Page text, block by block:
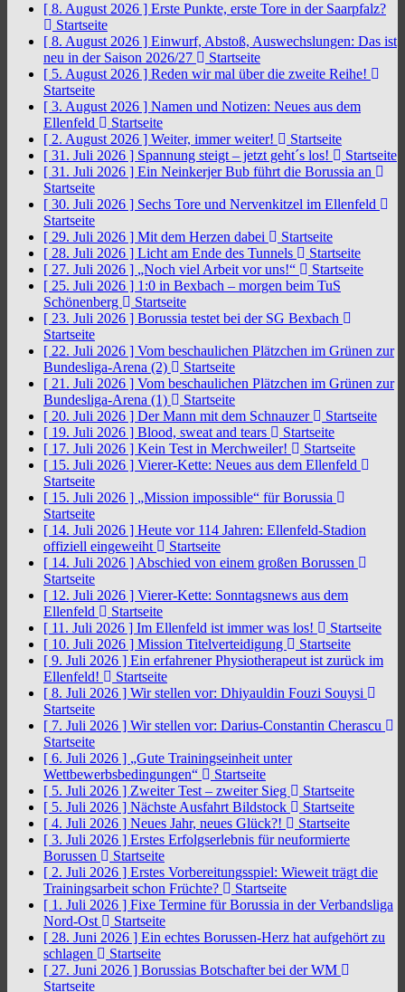
[ 8. August 2026 ] Erste Punkte, erste Tore in der Saarpfalz?
Startseite
[ 8. August 2026 ] Einwurf, Abstoß, Auswechslungen: Das ist
neu in der Saison 2026/27
Startseite
[ 5. August 2026 ] Reden wir mal über die zweite Reihe!
Startseite
[ 3. August 2026 ] Namen und Notizen: Neues aus dem
Ellenfeld
Startseite
[ 2. August 2026 ] Weiter, immer weiter!
Startseite
[ 31. Juli 2026 ] Spannung steigt – jetzt geht´s los!
Startseite
[ 31. Juli 2026 ] Ein Neinkerjer Bub führt die Borussia an
Startseite
[ 30. Juli 2026 ] Sechs Tore und Nervenkitzel im Ellenfeld
Startseite
[ 29. Juli 2026 ] Mit dem Herzen dabei
Startseite
[ 28. Juli 2026 ] Licht am Ende des Tunnels
Startseite
[ 27. Juli 2026 ] „Noch viel Arbeit vor uns!“
Startseite
[ 25. Juli 2026 ] 1:0 in Bexbach – morgen beim TuS
Schönenberg
Startseite
[ 23. Juli 2026 ] Borussia testet bei der SG Bexbach
Startseite
[ 22. Juli 2026 ] Vom beschaulichen Plätzchen im Grünen zur
Bundesliga-Arena (2)
Startseite
[ 21. Juli 2026 ] Vom beschaulichen Plätzchen im Grünen zur
Bundesliga-Arena (1)
Startseite
[ 20. Juli 2026 ] Der Mann mit dem Schnauzer
Startseite
[ 19. Juli 2026 ] Blood, sweat and tears
Startseite
[ 17. Juli 2026 ] Kein Test in Merchweiler!
Startseite
[ 15. Juli 2026 ] Vierer-Kette: Neues aus dem Ellenfeld
Startseite
[ 15. Juli 2026 ] „Mission impossible“ für Borussia
Startseite
[ 14. Juli 2026 ] Heute vor 114 Jahren: Ellenfeld-Stadion
offiziell eingeweiht
Startseite
[ 14. Juli 2026 ] Abschied von einem großen Borussen
Startseite
[ 12. Juli 2026 ] Vierer-Kette: Sonntagsnews aus dem
Ellenfeld
Startseite
[ 11. Juli 2026 ] Im Ellenfeld ist immer was los!
Startseite
[ 10. Juli 2026 ] Mission Titelverteidigung
Startseite
[ 9. Juli 2026 ] Ein erfahrener Physiotherapeut ist zurück im
Ellenfeld!
Startseite
[ 8. Juli 2026 ] Wir stellen vor: Dhiyauldin Fouzi Souysi
Startseite
[ 7. Juli 2026 ] Wir stellen vor: Darius-Constantin Cherascu
Startseite
[ 6. Juli 2026 ] „Gute Trainingseinheit unter
Wettbewerbsbedingungen“
Startseite
[ 5. Juli 2026 ] Zweiter Test – zweiter Sieg
Startseite
[ 5. Juli 2026 ] Nächste Ausfahrt Bildstock
Startseite
[ 4. Juli 2026 ] Neues Jahr, neues Glück?!
Startseite
[ 3. Juli 2026 ] Erstes Erfolgserlebnis für neuformierte
Borussen
Startseite
[ 2. Juli 2026 ] Erstes Vorbereitungsspiel: Wieweit trägt die
Trainingsarbeit schon Früchte?
Startseite
[ 1. Juli 2026 ] Fixe Termine für Borussia in der Verbandsliga
Nord-Ost
Startseite
[ 28. Juni 2026 ] Ein echtes Borussen-Herz hat aufgehört zu
schlagen
Startseite
[ 27. Juni 2026 ] Borussias Botschafter bei der WM
Startseite